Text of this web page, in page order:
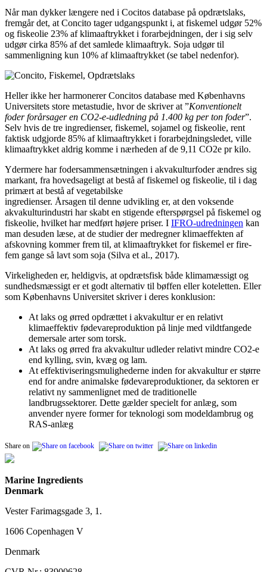
Når man dykker længere ned i Cocitos database på opdrætslaks,
fremgår det, at Concito tager udgangspunkt i, at fiskemel udgør 52%
og fiskeolie 23% af klimaaftrykket i forarbejdningen, der i sig selv
udgør cirka 85% af det samlede klimaaftryk. Soja udgør til
sammenligning kun 10% af klimaaftrykket (se tabel nedenfor).
Heller ikke her harmonerer Concitos database med Københavns
Universitets store metastudie, hvor de skriver at ”Konventionelt
foder forårsager en CO2-e-udledning på 1.400 kg per ton foder”.
Selv hvis de tre ingredienser, fiskemel, sojamel og fiskeolie, rent
faktisk udgjorde 85% af klimaaftrykket i forarbejdningsledet, ville
klimaaftrykket aldrig komme i nærheden af de 9,11 CO2e pr kilo.
Ydermere har fodersammensætningen i akvakulturfoder ændres sig
markant, fra hovedsageligt at bestå af fiskemel og fiskeolie, til i dag
primært at bestå af vegetabilske
ingredienser. Årsagen til denne udvikling er, at den voksende
akvakulturindustri har skabt en stigende efterspørgsel på fiskemel og
fiskeolie, hvilket har medført højere priser. I IFRO-udredningen kan
man desuden læse, at de studier der medregner klimaeffekten af
afskovning kommer frem til, at klimaaftrykket for fiskemel er fire-
fem gange så lavt som soja (Silva et al., 2017).
Virkeligheden er, heldigvis, at opdrætsfisk både klimamæssigt og
sundhedsmæssigt er et godt alternativ til bøffen eller koteletten. Eller
som Københavns Universitet skriver i deres konklusion:
At laks og ørred opdrættet i akvakultur er en relativt
klimaeffektiv fødevareproduktion på linje med vildtfangede
demersale arter som torsk.
At laks og ørred fra akvakultur udleder relativt mindre CO2-e
end kylling, svin, kvæg og lam.
At effektiviseringsmulighederne inden for akvakultur er større
end for andre animalske fødevareproduktioner, da sektoren er
relativt ny sammenlignet med de traditionelle
landbrugssektorer. Dette gælder specielt for anlæg, som
anvender nyere former for teknologi som modeldambrug og
RAS-anlæg
Share on
Marine Ingredients
Denmark
Vester Farimagsgade 3, 1.
1606 Copenhagen V
Denmark